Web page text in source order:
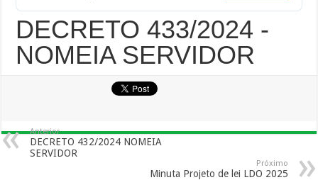
DECRETO 433/2024 -
NOMEIA SERVIDOR
Anterior
DECRETO 432/2024 NOMEIA
SERVIDOR
Próximo
Minuta Projeto de lei LDO 2025